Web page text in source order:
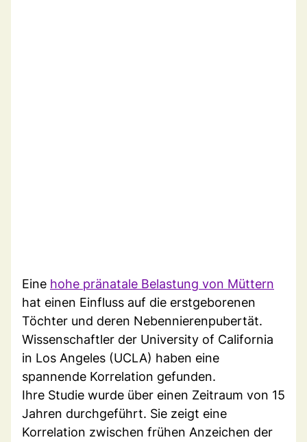
Eine hohe pränatale Belastung von Müttern
hat einen Einfluss auf die erstgeborenen
Töchter und deren Nebennierenpubertät.
Wissenschaftler der University of California
in Los Angeles (UCLA) haben eine
spannende Korrelation gefunden.
Ihre Studie wurde über einen Zeitraum von 15
Jahren durchgeführt. Sie zeigt eine
Korrelation zwischen frühen Anzeichen der